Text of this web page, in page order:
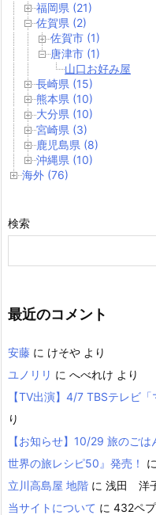
福岡県 (21)
佐賀県 (2)
佐賀市 (1)
唐津市 (1)
山口お好み屋
長崎県 (15)
熊本県 (10)
大分県 (10)
宮崎県 (3)
鹿児島県 (8)
沖縄県 (10)
海外 (76)
検索
最近のコメント
安藤 に けそや より
ユノリリ に へべれけ より
【TV出演】4/7 TBSテレビ「
り
【お知らせ】10/29 旅のご
世界の旅レシピ50』発売！
に
立川高島屋 地階 に 浅田 洋
当サイトについて に 432ペ